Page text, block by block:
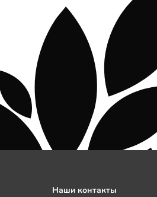
Наши контакты